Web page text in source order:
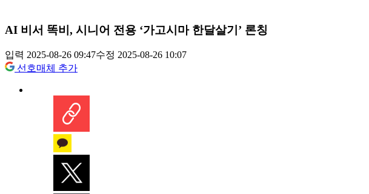
AI 비서 똑비, 시니어 전용 ‘가고시마 한달살기’ 론칭
입력 2025-08-26 09:47수정 2025-08-26 10:07
선호매체 추가